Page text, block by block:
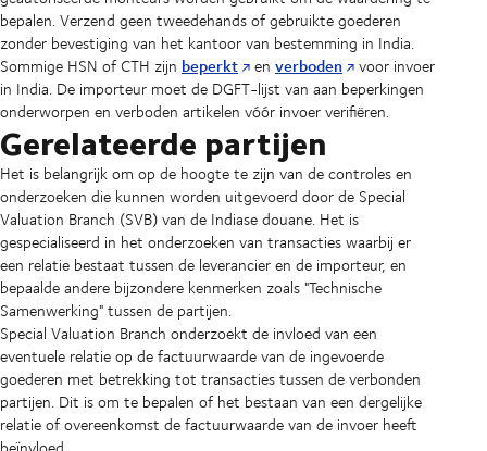
bepalen. Verzend geen tweedehands of gebruikte goederen
zonder bevestiging van het kantoor van bestemming in India.
Sommige HSN of CTH zijn beperkt enverboden
voor invoer
in India. De importeur moet de DGFT-lijst van aan beperkingen
onderworpen en verboden artikelen vóór invoer verifiëren.
Gerelateerde partijen
Het is belangrijk om op de hoogte te zijn van de controles en
onderzoeken die kunnen worden uitgevoerd door de Special
Valuation Branch (SVB) van de Indiase douane. Het is
gespecialiseerd in het onderzoeken van transacties waarbij er
een relatie bestaat tussen de leverancier en de importeur, en
bepaalde andere bijzondere kenmerken zoals "Technische
Samenwerking" tussen de partijen.
Special Valuation Branch onderzoekt de invloed van een
eventuele relatie op de factuurwaarde van de ingevoerde
goederen met betrekking tot transacties tussen de verbonden
partijen. Dit is om te bepalen of het bestaan van een dergelijke
relatie of overeenkomst de factuurwaarde van de invoer heeft